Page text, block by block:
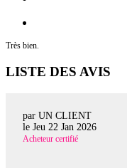
Très bien.
LISTE DES AVIS
par UN CLIENT
le Jeu 22 Jan 2026
Acheteur certifié